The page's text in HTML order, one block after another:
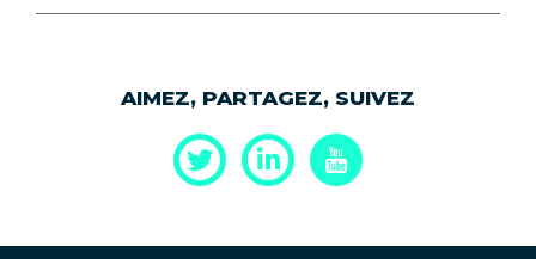
AIMEZ, PARTAGEZ, SUIVEZ